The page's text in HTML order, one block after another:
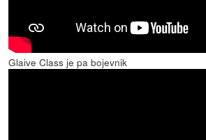
Glaive Class je pa bojevnik